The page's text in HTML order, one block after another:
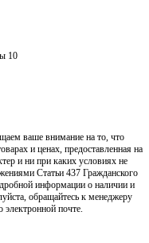
10
ваше внимание на то, что
и ценах, предоставленная на
и ни при каких условиях не
Статьи 437 Гражданского
информации о наличии и
обращайтесь к менеджеру
почте.